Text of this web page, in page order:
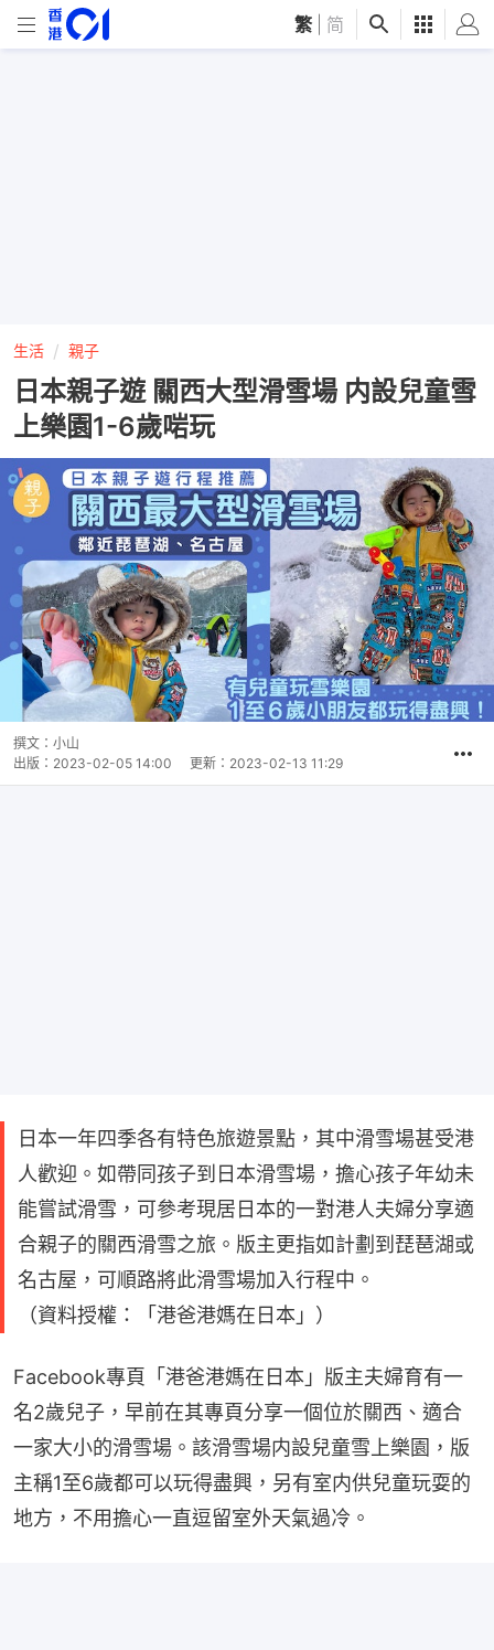
繁 简
生活 親子
日本親子遊 關西大型滑雪場 内設兒童雪
上樂園1-6歲啱玩
撰文： 小山
出版： 2023-02-05 14:00 更新： 2023-02-13 11:29
日本一年四季各有特色旅遊景點，其中滑雪場甚受港
人歡迎。如帶同孩子到日本滑雪場，擔心孩子年幼未
能嘗試滑雪，可參考現居日本的一對港人夫婦分享適
合親子的關西滑雪之旅。版主更指如計劃到琵琶湖或
名古屋，可順路將此滑雪場加入行程中。
（資料授權：「港爸港媽在日本」）
Facebook專頁「港爸港媽在日本」版主夫婦育有一
名2歲兒子，早前在其專頁分享一個位於關西、適合
一家大小的滑雪場。該滑雪場内設兒童雪上樂園，版
主稱1至6歲都可以玩得盡興，另有室内供兒童玩耍的
地方，不用擔心一直逗留室外天氣過冷。